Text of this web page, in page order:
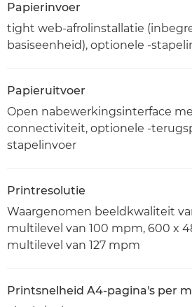
Papierinvoer
tight web-afrolinstallatie
basiseenheid), optionele -
Papieruitvoer
Open nabewerkingsinterface
connectiviteit, optionele -
stapelinvoer
Printresolutie
Waargenomen beeldkwaliteit
multilevel van 100 mpm, 600 x
multilevel van 127 mpm
Printsnelheid A4-pagina's per